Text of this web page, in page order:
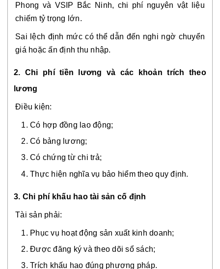
Phong và VSIP Bắc Ninh, chi phí nguyên vật liệu
chiếm tỷ trọng lớn.
Sai lệch định mức có thể dẫn đến nghi ngờ chuyển
giá hoặc ấn định thu nhập.
2. Chi phí tiền lương và các khoản trích theo
lương
Điều kiện:
Có hợp đồng lao động;
Có bảng lương;
Có chứng từ chi trả;
Thực hiện nghĩa vụ bảo hiểm theo quy định.
3. Chi phí khấu hao tài sản cố định
Tài sản phải:
Phục vụ hoạt động sản xuất kinh doanh;
Được đăng ký và theo dõi sổ sách;
Trích khấu hao đúng phương pháp.